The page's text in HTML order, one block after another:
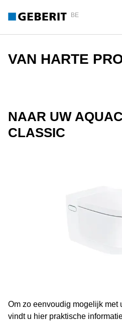
BE
VAN HARTE
NAAR UW
CLASSIC
Om zo eenvoudig mogelijk met
vindt u hier praktische